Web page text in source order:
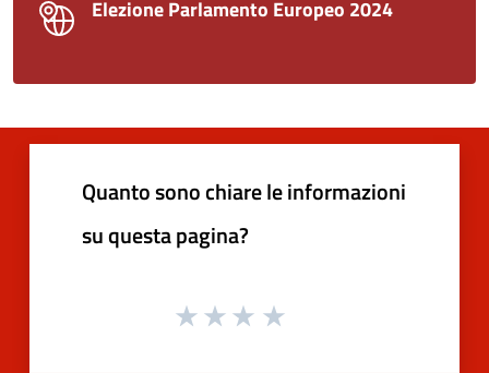
Elezione Parlamento Europeo 2024
Quanto sono chiare le informazioni
su questa pagina?